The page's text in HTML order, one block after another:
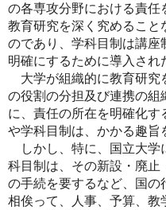
の各専攻分野における責任
教育研究を深く究めること
のであり、学科目制は講座
明確にするために導入され
大学が組織的に教育研究
の役割の分担及び連携の組
に、責任の所在を明確化す
や学科目制は、かかる趣旨
しかし、特に、国立大学
科目制は、その新設・廃止
の手続を要するなど、国の
相俟って、人事、予算、教